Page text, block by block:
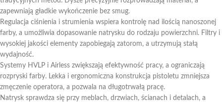
zapewniają gładkie wykończenie bez smug.
Regulacja ciśnienia i strumienia wspiera kontrolę nad ilością nanoszonej
farby, a umożliwia dopasowanie natrysku do rodzaju powierzchni. Filtry i
wysokiej jakości elementy zapobiegają zatorom, a utrzymują stałą
wydajność.
Systemy HVLP i Airless zwiększają efektywność pracy, a ograniczają
rozpryski farby. Lekka i ergonomiczna konstrukcja pistoletu zmniejsza
zmęczenie operatora, a pozwala na długotrwałą pracę.
Natrysk sprawdza się przy meblach, drzwiach, ścianach i detalach, a